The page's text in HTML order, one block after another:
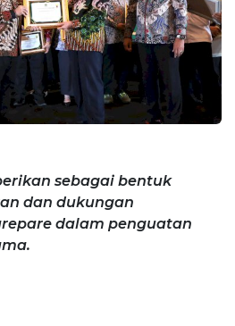
sebagai bentuk
dan dukungan
dalam penguatan